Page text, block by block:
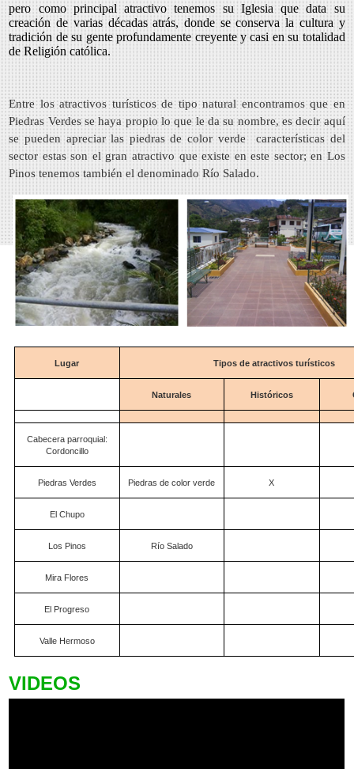
pero como principal atractivo tenemos su Iglesia que data su
creación de varias décadas atrás, donde se conserva la cultura y
tradición de su gente profundamente creyente y casi en su totalidad
de Religión católica.
Entre los atractivos turísticos de tipo natural encontramos que en
Piedras Verdes se haya propio lo que le da su nombre, es decir aquí
se pueden apreciar las piedras de color verde características del
sector estas son el gran atractivo que existe en este sector; en Los
Pinos tenemos también el denominado Río Salado.
Lugar Tipos de atractivos turísticos
Naturales Históricos
Cabecera parroquial:
Cordoncillo
Piedras Verdes Piedras de color verde X
El Chupo
Los Pinos Río Salado
Mira Flores
El Progreso
Valle Hermoso
VIDEOS